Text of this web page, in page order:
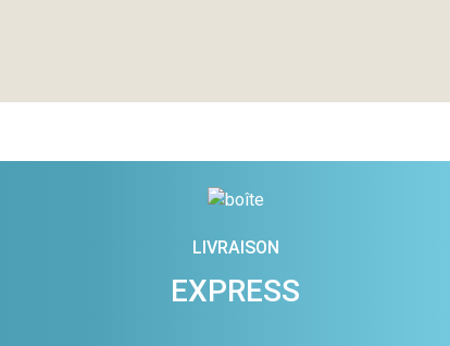
LIVRAISON
EXPRESS